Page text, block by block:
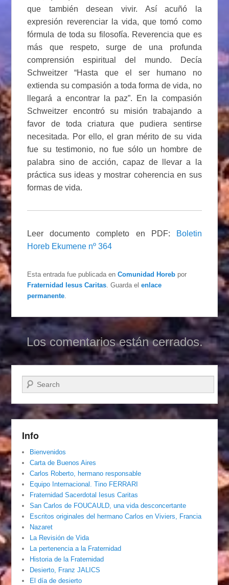
que también desean vivir. Así acuñó la
expresión reverenciar la vida, que tomó como
fórmula de toda su filosofía. Reverencia que es
más que respeto, surge de una profunda
comprensión espiritual del mundo. Decía
Schweitzer “Hasta que el ser humano no
extienda su compasión a toda forma de vida, no
llegará a encontrar la paz”. En la compasión
Schweitzer encontró su misión trabajando a
favor de toda criatura que pudiera sentirse
necesitada. Por ello, el gran mérito de su vida
fue su testimonio, no fue sólo un hombre de
palabra sino de acción, capaz de llevar a la
práctica sus ideas y mostrar coherencia en sus
formas de vida.
Leer documento completo en PDF:
Boletin
Horeb Ekumene nº 364
Esta entrada fue publicada enComunidad Horeb por
Fraternidad Iesus Caritas . Guarda elenlace
permanente
Los comentarios están cerrados.
Buscar
Info
Bienvenidos
Carta de Buenos Aires
Carlos Roberto, hermano responsable
Equipo Internacional. Tino FERRARI
Fraternidad Sacerdotal Iesus Caritas
San Carlos de FOUCAULD, una vida desconcertante
Escritos originales del hermano Carlos en Viviers, Francia
Nazaret
La Revisión de Vida
La pertenencia a la Fraternidad
Historia de la Fraternidad
Desierto, Franz JALICS
El día de desierto